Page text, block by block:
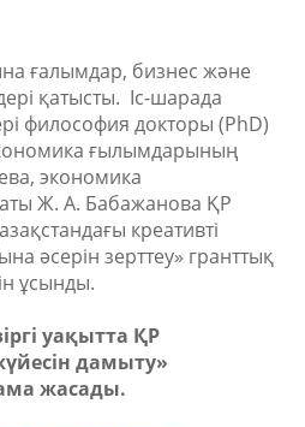
ғалымдар, бизнес және
қатысты. Іс-шарада
философия докторы (PhD)
ғылымдарының
экономика
Ж. А. Бабажанова ҚР
креативті
әсерін зерттеу» гранттық
ұсынды.
уақытта ҚР
дамыту»
жасады.